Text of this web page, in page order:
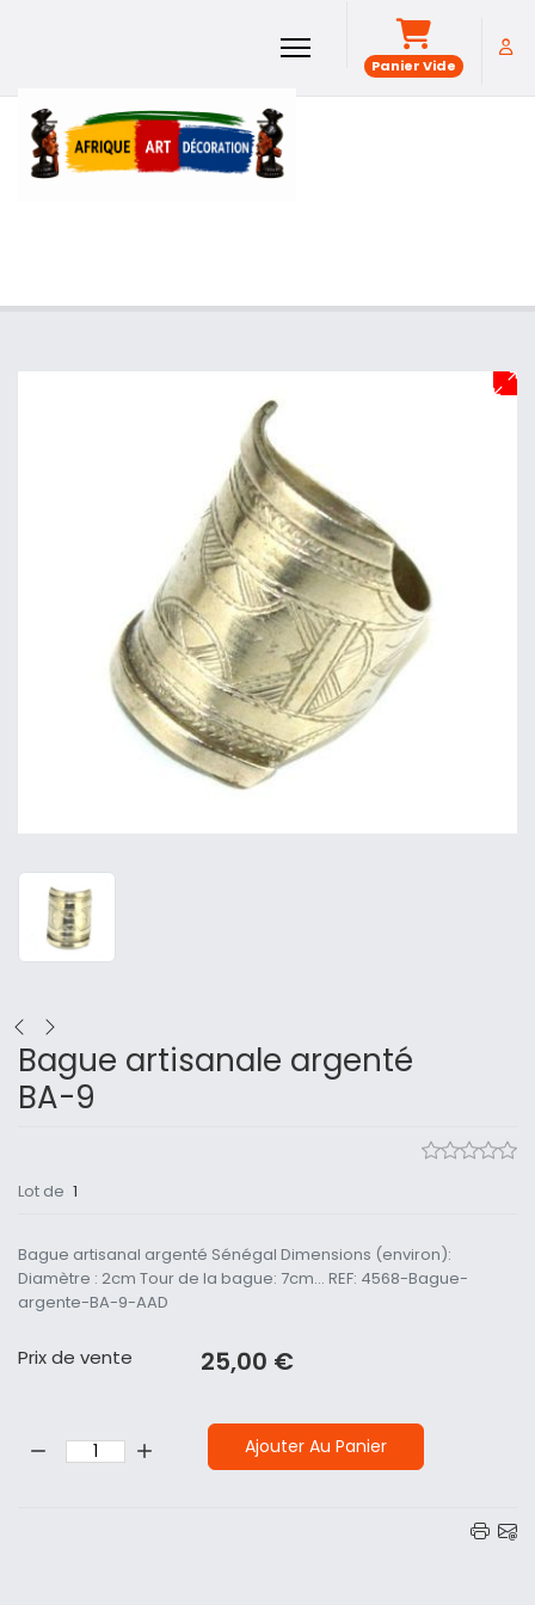
Panier Vide
Bague artisanale argenté
BA-9
Lot de 1
Bague artisanal argenté Sénégal Dimensions (environ):
Diamètre : 2cm Tour de la bague: 7cm... REF: 4568-Bague-
argente-BA-9-AAD
Prix ​​de vente 25,00 €
Ajouter Au Panier